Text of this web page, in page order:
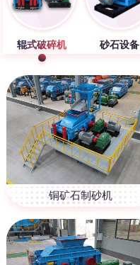
辊式破碎机 砂石设备
铜矿石制砂机